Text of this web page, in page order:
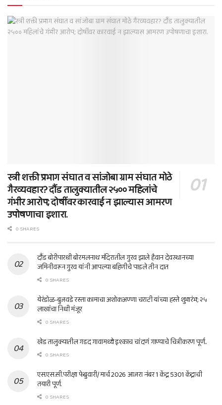
स्त्री शक्ती प्रभाग संघात व सांजोबा ग्राम संघात मोठे
गैरव्यवहार? दौंड तालुक्यातील २५०० महिलांचे
गंभीर आरोप; दोषींवर कारवाई न झाल्यास आमरण
उपोषणाचा इशारा.
0 SHARES
दौंड बोरीपारधी बोरमलनाथ मंदिरातील गुरव झाले हैवान देवस्थानच्या
जमिनीवरून गुरव यांनी आपल्या बहिणीचे पाडले तीन दात
0 SHARES
येरंडोळ-बुजवडे रस्ता कामाचा अशोकअण्णा चराटी यांच्या हस्ते शुभारंभ; २५
लाखांचा निधी मंजूर
0 SHARES
खेड तालुक्यातील गडद गावामध्ये इश्काच चांदणं गाण्याचे चित्रीकरण पूर्ण..
0 SHARES
एस.एस.सी.परीक्षा फेब्रुवारी/ मार्च 2026 आजरा नंबर 1 केंद्र 5301 केंद्राची
तयारी पूर्ण.
0 SHARES